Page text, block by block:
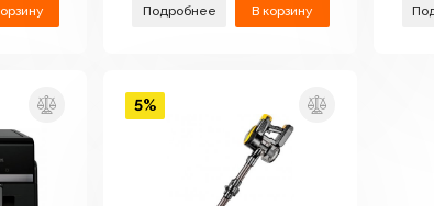
Подробнее В корзину
5%